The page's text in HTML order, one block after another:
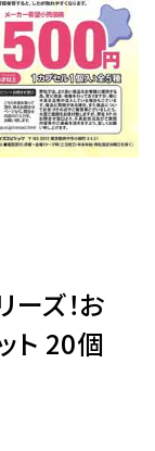
ーズ！お
ト 20個